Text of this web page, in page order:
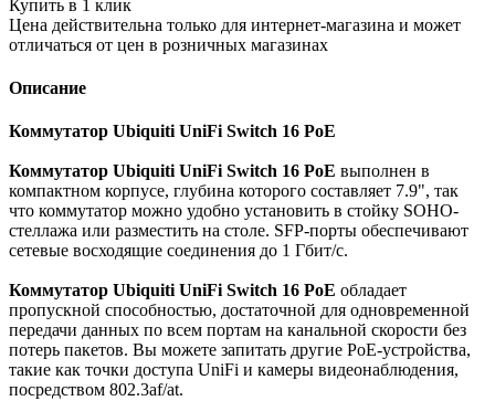
Купить в 1 клик
Цена действительна только для интернет-магазина и может
отличаться от цен в розничных магазинах
Описание
Коммутатор Ubiquiti UniFi Switch 16 PoE
Коммутатор Ubiquiti UniFi Switch 16 PoE выполнен в
компактном корпусе, глубина которого составляет 7.9", так
что коммутатор можно удобно установить в стойку SOHO-
стеллажа или разместить на столе. SFP-порты обеспечивают
сетевые восходящие соединения до 1 Гбит/с.
Коммутатор Ubiquiti UniFi Switch 16 PoE обладает
пропускной способностью, достаточной для одновременной
передачи данных по всем портам на канальной скорости без
потерь пакетов. Вы можете запитать другие PoE-устройства,
такие как точки доступа UniFi и камеры видеонаблюдения,
посредством 802.3af/at.